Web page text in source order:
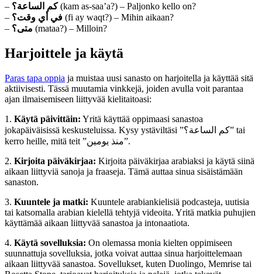
– كم الساعة؟(kam as-saa’a?) – Paljonko kello on?
– في أي وقت؟ (fi ay waqt?) – Mihin aikaan?
– متى؟ (mataa?) – Milloin?
Harjoittele ja käytä
Paras tapa oppia ja muistaa uusi sanasto on harjoitella ja käyttää sitä
aktiivisesti. Tässä muutamia vinkkejä, joiden avulla voit parantaa
ajan ilmaisemiseen liittyvää kielitaitoasi:
1. Käytä päivittäin: Yritä käyttää oppimaasi sanastoa
jokapäiväisissä keskusteluissa. Kysy ystäviltäsi ”كم الساعة؟” tai
kerro heille, mitä teit ”منذ يومين”.
2. Kirjoita päiväkirjaa: Kirjoita päiväkirjaa arabiaksi ja käytä siinä
aikaan liittyviä sanoja ja fraaseja. Tämä auttaa sinua sisäistämään
sanaston.
3. Kuuntele ja matki: Kuuntele arabiankielisiä podcasteja, uutisia
tai katsomalla arabian kielellä tehtyjä videoita. Yritä matkia puhujien
käyttämää aikaan liittyvää sanastoa ja intonaatiota.
4. Käytä sovelluksia: On olemassa monia kielten oppimiseen
suunnattuja sovelluksia, jotka voivat auttaa sinua harjoittelemaan
aikaan liittyvää sanastoa. Sovellukset, kuten Duolingo, Memrise tai